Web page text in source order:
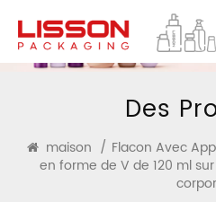
Des
maison / Flacon Avec
en forme de V de 120 ml